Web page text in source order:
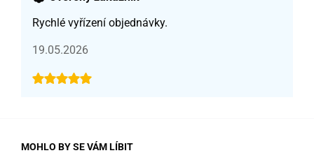
Rychlé vyřízení objednávky.
19.05.2026
MOHLO BY SE VÁM LÍBIT